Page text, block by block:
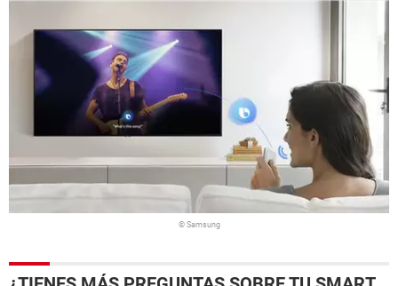
© Samsung